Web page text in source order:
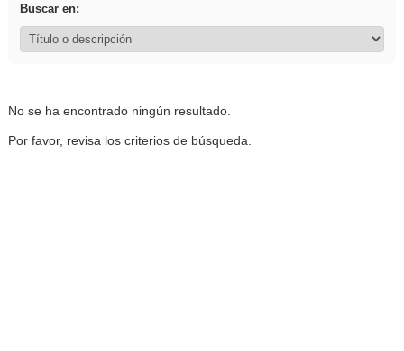
Buscar en:
No se ha encontrado ningún resultado.
Por favor, revisa los criterios de búsqueda.